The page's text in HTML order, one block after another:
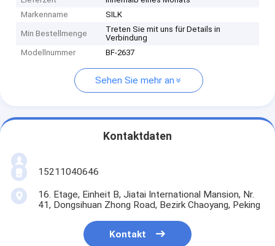
Markenname
SILK
Min Bestellmenge
Treten Sie mit uns für Details in
Verbindung
Modellnummer
BF-2637
Sehen Sie mehr an
Kontaktdaten
15211040646
16. Etage, Einheit B, Jiatai International Mansion, Nr.
41, Dongsihuan Zhong Road, Bezirk Chaoyang, Peking
Kontakt